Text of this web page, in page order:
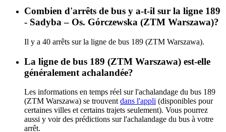
Combien d'arrêts de bus y a-t-il sur la ligne 189
- Sadyba – Os. Górczewska (ZTM Warszawa)?
Il y a 40 arrêts sur la ligne de bus 189 (ZTM Warszawa).
La ligne de bus 189 (ZTM Warszawa) est-elle
généralement achalandée?
Les informations en temps réel sur l'achalandage du bus 189
(ZTM Warszawa) se trouvent dans l'appli (disponibles pour
certaines villes et certains trajets seulement). Vous pourrez
aussi y voir des prédictions sur l'achalandage du bus à votre
arrêt.